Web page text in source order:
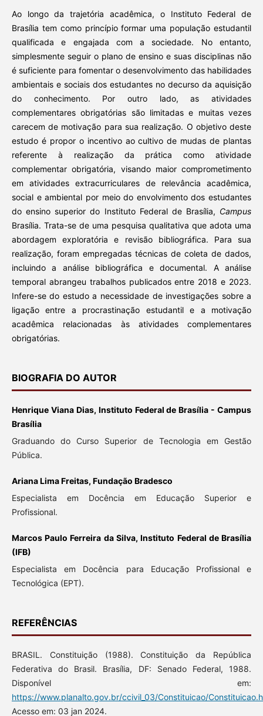
Ao longo da trajetória acadêmica, o Instituto Federal de
Brasília tem como princípio formar uma população estudantil
qualificada e engajada com a sociedade. No entanto,
simplesmente seguir o plano de ensino e suas disciplinas não
é suficiente para fomentar o desenvolvimento das habilidades
ambientais e sociais dos estudantes no decurso da aquisição
do conhecimento. Por outro lado, as atividades
complementares obrigatórias são limitadas e muitas vezes
carecem de motivação para sua realização. O objetivo deste
estudo é propor o incentivo ao cultivo de mudas de plantas
referente à realização da prática como atividade
complementar obrigatória, visando maior comprometimento
em atividades extracurriculares de relevância acadêmica,
social e ambiental por meio do envolvimento dos estudantes
do ensino superior do Instituto Federal de Brasília, Campus
Brasília. Trata-se de uma pesquisa qualitativa que adota uma
abordagem exploratória e revisão bibliográfica. Para sua
realização, foram empregadas técnicas de coleta de dados,
incluindo a análise bibliográfica e documental. A análise
temporal abrangeu trabalhos publicados entre 2018 e 2023.
Infere-se do estudo a necessidade de investigações sobre a
ligação entre a procrastinação estudantil e a motivação
acadêmica relacionadas às atividades complementares
obrigatórias.
BIOGRAFIA DO AUTOR
Henrique Viana Dias, Instituto Federal de Brasília - Campus
Brasília
Graduando do Curso Superior de Tecnologia em Gestão
Pública.
Ariana Lima Freitas, Fundação Bradesco
Especialista em Docência em Educação Superior e
Profissional.
Marcos Paulo Ferreira da Silva, Instituto Federal de Brasília
(IFB)
Especialista em Docência para Educação Profissional e
Tecnológica (EPT).
REFERÊNCIAS
BRASIL. Constituição (1988). Constituição da República
Federativa do Brasil. Brasília, DF: Senado Federal, 1988.
Disponível em:
https://www.planalto.gov.br/ccivil_03/Constituicao/
Acesso em: 03 jan 2024.